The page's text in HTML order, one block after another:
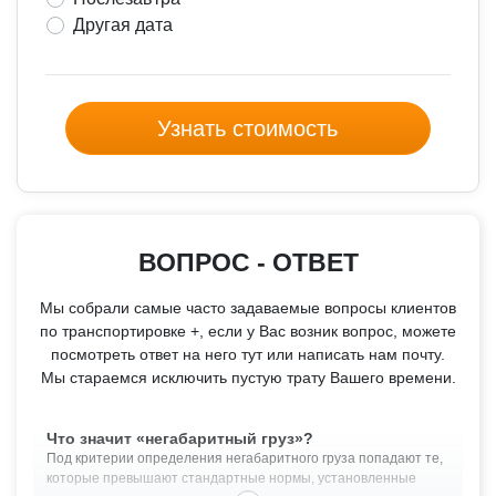
Другая дата
Узнать стоимость
ВОПРОС - ОТВЕТ
Мы собрали самые часто задаваемые вопросы клиентов
по транспортировке +, если у Вас возник вопрос, можете
посмотреть ответ на него тут или написать нам почту.
Мы стараемся исключить пустую трату Вашего времени.
Что значит «негабаритный груз»?
Под критерии определения негабаритного груза попадают те,
которые превышают стандартные нормы, установленные